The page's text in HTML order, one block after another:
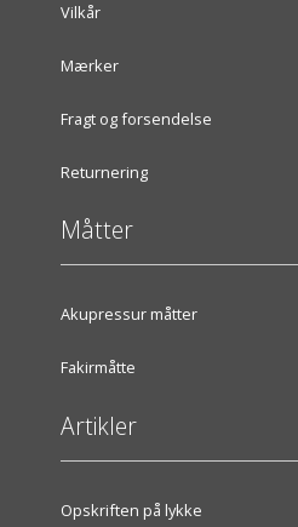
Vilkår
Mærker
Fragt og forsendelse
Returnering
Måtter
Akupressur måtter
Fakirmåtte
Artikler
Opskriften på lykke